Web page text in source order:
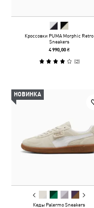
Кроссовки PUMA Morphic Retro
Sneakers
4 990,00 ₴
(2)
НОВИНКА
Кеды Palermo Sneakers